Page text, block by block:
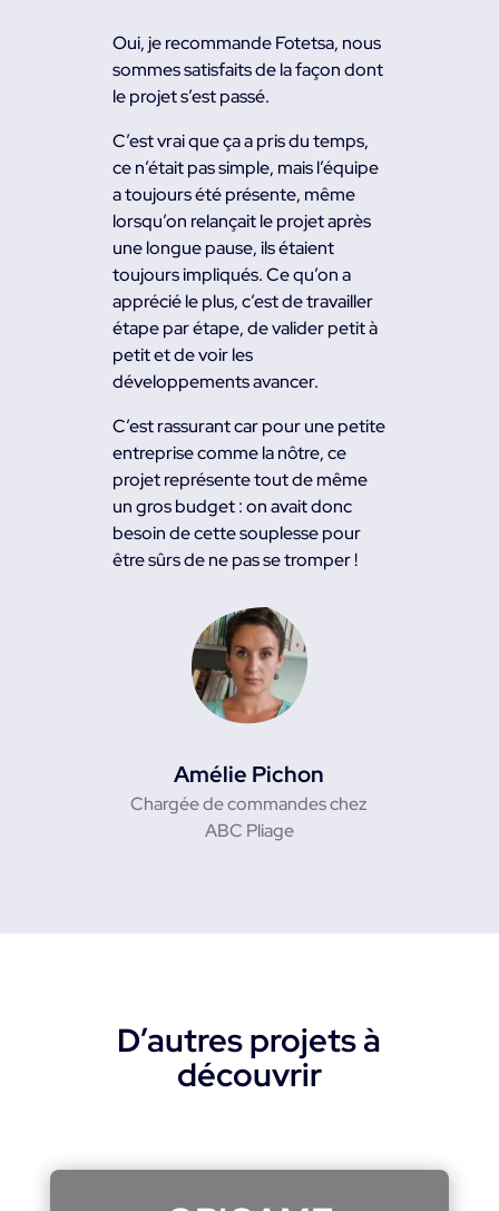
Oui, je recommande Fotetsa, nous
sommes satisfaits de la façon dont
le projet s’est passé.
C’est vrai que ça a pris du temps,
ce n’était pas simple, mais l’équipe
a toujours été présente, même
lorsqu’on relançait le projet après
une longue pause, ils étaient
toujours impliqués. Ce qu’on a
apprécié le plus, c’est de travailler
étape par étape, de valider petit à
petit et de voir les
développements avancer.
C’est rassurant car pour une petite
entreprise comme la nôtre, ce
projet représente tout de même
un gros budget : on avait donc
besoin de cette souplesse pour
être sûrs de ne pas se tromper !
Amélie Pichon
Chargée de commandes chez
ABC Pliage
D’autres projets à
découvrir